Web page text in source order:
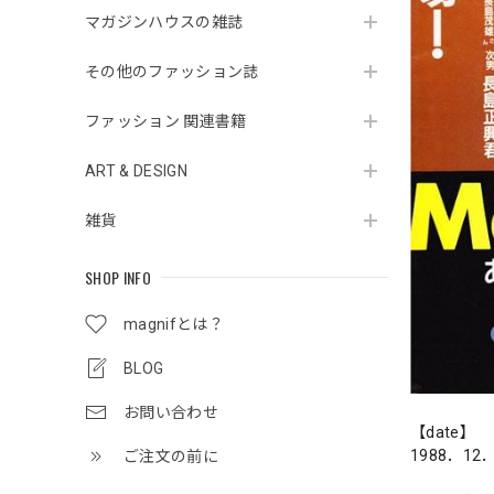
マガジンハウスの雑誌
その他のファッション誌
ファッション 関連書籍
ART & DESIGN
雑貨
SHOP INFO
magnifとは？
BLOG
お問い合わせ
ご注文の前に
【date】
1988．12